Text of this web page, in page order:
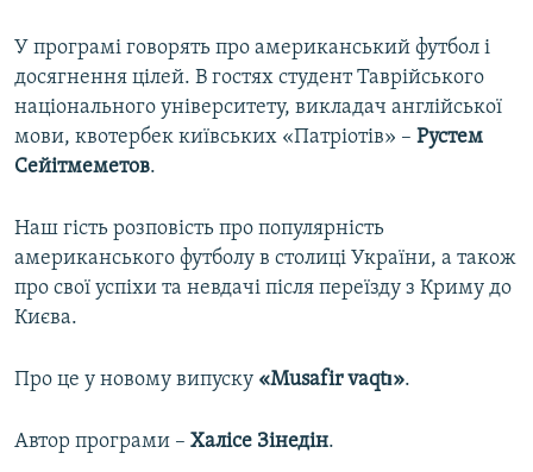
У програмі говорять про американський футбол і
досягнення цілей. В гостях студент Таврійського
національного університету, викладач англійської
мови, квотербек київських «Патріотів» – Рустем
Сейітмеметов.
Наш гість розповість про популярність
американського футболу в столиці України, а також
про свої успіхи та невдачі після переїзду з Криму до
Києва.
Про це у новому випуску «Musafir vaqtı».
Автор програми – Халісе Зінедін.